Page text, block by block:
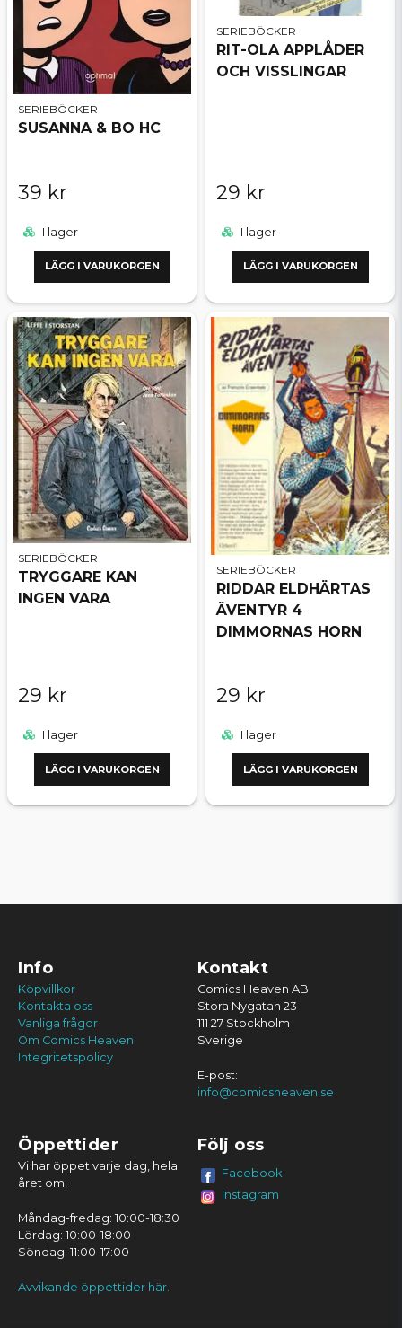
SERIEBÖCKER
SUSANNA & BO HC
39 kr
I lager
LÄGG I VARUKORGEN
SERIEBÖCKER
RIT-OLA APPLÅDER
OCH VISSLINGAR
29 kr
I lager
LÄGG I VARUKORGEN
SERIEBÖCKER
TRYGGARE KAN
INGEN VARA
29 kr
I lager
LÄGG I VARUKORGEN
SERIEBÖCKER
RIDDAR ELDHÄRTAS
ÄVENTYR 4
DIMMORNAS HORN
29 kr
I lager
LÄGG I VARUKORGEN
Info
Köpvillkor
Kontakta oss
Vanliga frågor
Om Comics Heaven
Integritetspolicy
Kontakt
Comics Heaven AB
Stora Nygatan 23
111 27 Stockholm
Sverige
E-post:
info@comicsheaven.se
Öppettider
Vi har öppet varje dag, hela
året om!
Måndag-fredag: 10:00-18:30
Lördag: 10:00-18:00
Söndag: 11:00-17:00
Avvikande öppettider här.
Följ oss
Facebook
Instagram